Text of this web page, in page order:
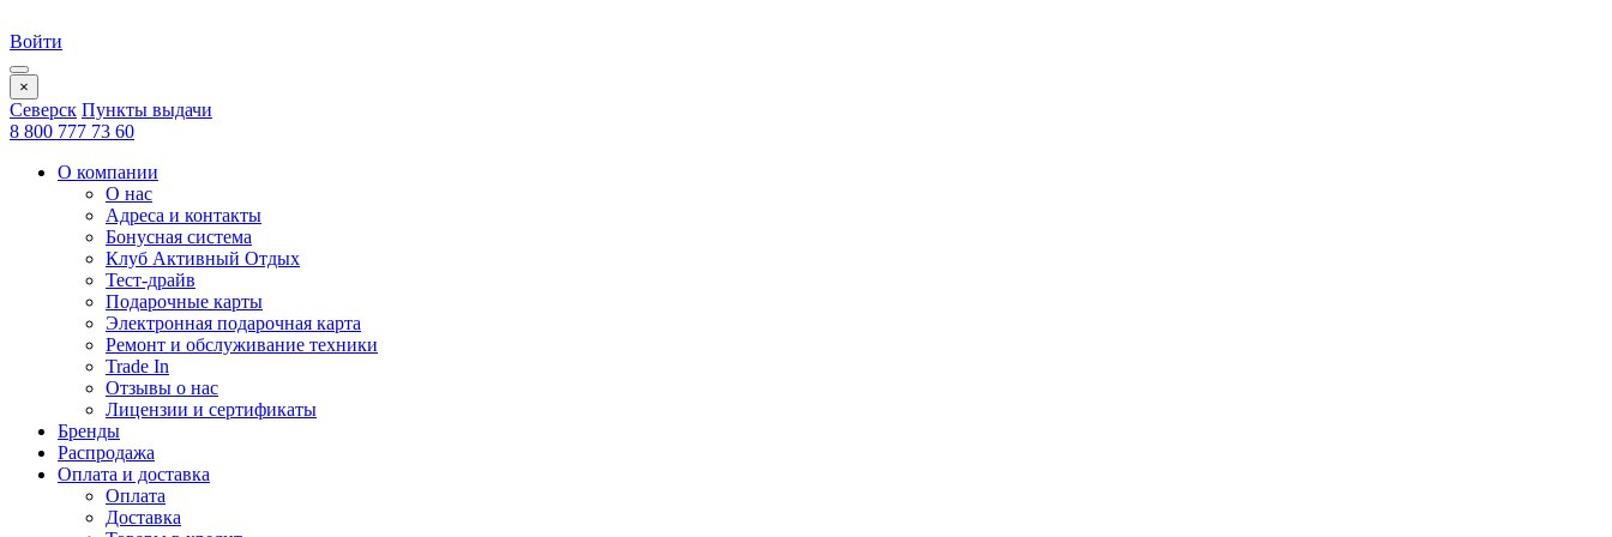
Войти
×
Северск Пункты выдачи
8 800 777 73 60
О компании
О нас
Адреса и контакты
Бонусная система
Клуб Активный Отдых
Тест-драйв
Подарочные карты
Электронная подарочная карта
Ремонт и обслуживание техники
Trade In
Отзывы о нас
Лицензии и сертификаты
Бренды
Распродажа
Оплата и доставка
Оплата
Доставка